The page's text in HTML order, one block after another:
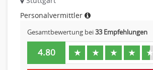
Personalvermittler
Gesamtbewertung bei33 Empfehlungen
4.80 ★ ★ ★ ★ ★